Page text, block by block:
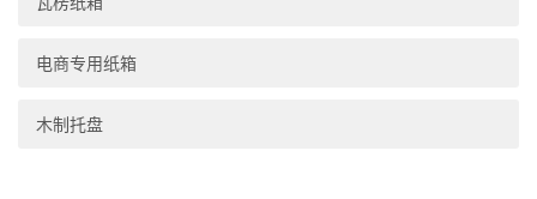
电商专用纸箱
木制托盘